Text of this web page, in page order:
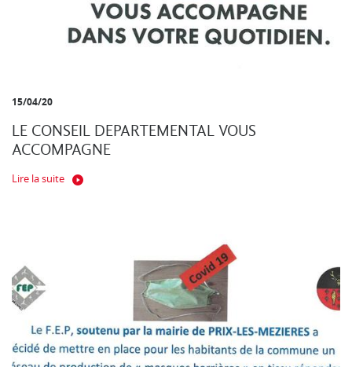
15/04/20
LE CONSEIL DEPARTEMENTAL VOUS
ACCOMPAGNE
Lire la suite